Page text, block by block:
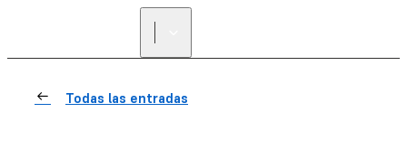
Todas las entradas